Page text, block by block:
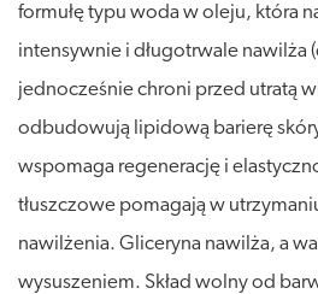
formułę typu woda w oleju, która
intensywnie i długotrwale nawilża
jednocześnie chroni przed utratą
odbudowują lipidową barierę
wspomaga regenerację i
tłuszczowe pomagają w
nawilżenia. Gliceryna nawilża, a
wysuszeniem. Skład wolny od